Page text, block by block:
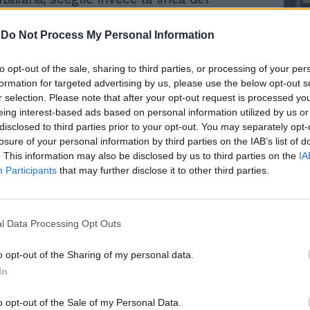
Do Not Process My Personal Information
opt-out of the sale, sharing to third parties, or processing of your
for targeted advertising by us, please use the below opt-out
selection. Please note that after your opt-out request is processed
interest-based ads based on personal information utilized by us
to third parties prior to your opt-out. You may separately
of your personal information by third parties on the IAB’s list of
This information may also be disclosed by us to third parties on the
Participants that may further disclose it to other third parties.
Data Processing Opt Outs
opt-out of the Sharing of my personal data.
opt-out of the Sale of my Personal Data.
nervi ancora tesi e una vicenda
chiusa sulla quale si inserisce anche Il
Dino Boffo - date per certe
da un quotidiano - sembra risolversi
di ieri con una comunicazione del cdr del
vescovi alla redazione dopo un colloquio
«Non c'è niente, di niente, di
detto Boffo ai suoi giornalisti: «voi
i primi a saperlo». L'uragano suscitato
della presunta velina su presunte
del quotidiano dei proprietà di Paolo
(«Le carte confermano, caso
arte») si è levato il sussurro del Corriere
è andato a Roma e ha presentato le
Rudy Giuliani a Come States?
Trump, Meloni e la strategia
americana